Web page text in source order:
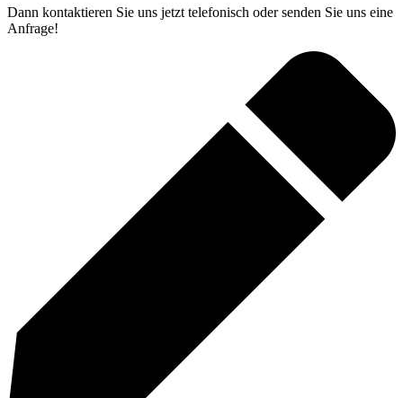
Dann kontaktieren Sie uns jetzt telefonisch oder senden Sie uns eine
Anfrage!